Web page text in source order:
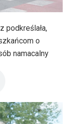
podkreślała,
o
namacalny